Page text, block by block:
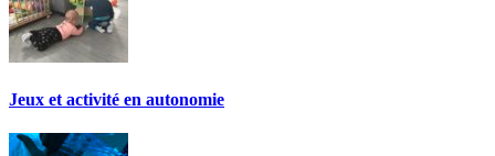
Jeux et activité en autonomie